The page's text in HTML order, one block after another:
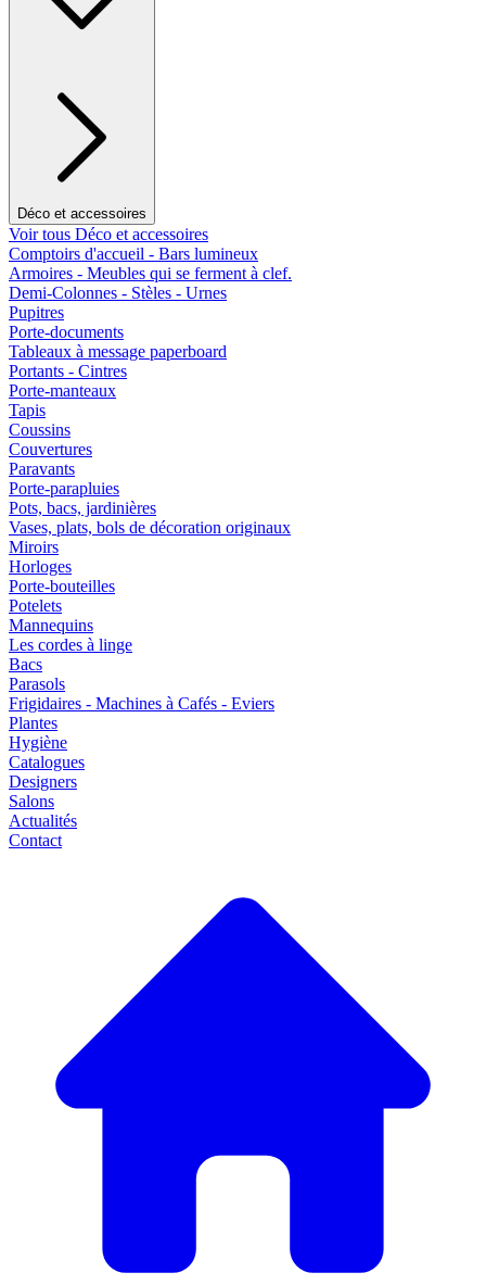
Déco et accessoires
Voir tous Déco et accessoires
Comptoirs d'accueil - Bars lumineux
Armoires - Meubles qui se ferment à clef.
Demi-Colonnes - Stèles - Urnes
Pupitres
Porte-documents
Tableaux à message paperboard
Portants - Cintres
Porte-manteaux
Tapis
Coussins
Couvertures
Paravants
Porte-parapluies
Pots, bacs, jardinières
Vases, plats, bols de décoration originaux
Miroirs
Horloges
Porte-bouteilles
Potelets
Mannequins
Les cordes à linge
Bacs
Parasols
Frigidaires - Machines à Cafés - Eviers
Plantes
Hygiène
Catalogues
Designers
Salons
Actualités
Contact